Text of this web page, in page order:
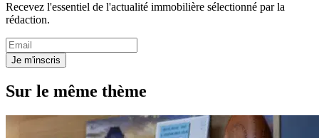
Recevez l'essentiel de l'actualité immobilière sélectionné par la
rédaction.
Je m'inscris
Sur le même thème